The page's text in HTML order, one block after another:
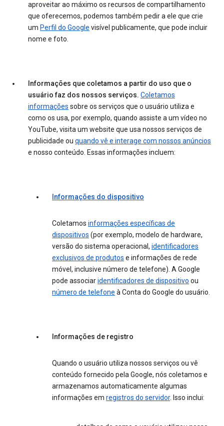
aproveitar ao máximo os recursos de compartilhamento
que oferecemos, podemos também pedir a ele que crie
um Perfil do Google visível publicamente, que pode incluir
nome e foto.
Informações que coletamos a partir do uso que o
usuário faz dos nossos serviços. Coletamos
informações sobre os serviços que o usuário utiliza e
como os usa, por exemplo, quando assiste a um vídeo no
YouTube, visita um website que usa nossos serviços de
publicidade ou quando vê e interage com nossos anúncios
e nosso conteúdo. Essas informações incluem:
Informações do dispositivo
Coletamos informações específicas de
dispositivos (por exemplo, modelo de hardware,
versão do sistema operacional, identificadores
exclusivos de produtos e informações de rede
móvel, inclusive número de telefone). A Google
pode associaridentificadores de dispositivo ou
número de telefone à Conta do Google do usuário.
Informações de registro
Quando o usuário utiliza nossos serviços ou vê
conteúdo fornecido pela Google, nós coletamos e
armazenamos automaticamente algumas
informações em registros do servidor. Isso inclui: